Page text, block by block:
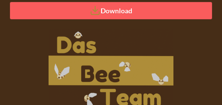
Download